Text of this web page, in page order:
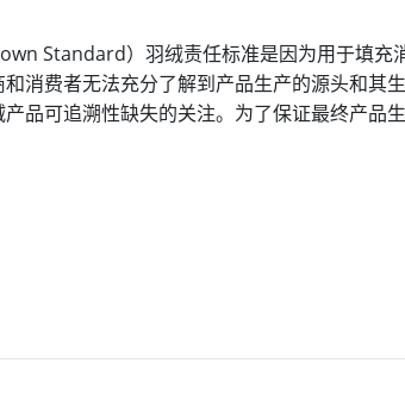
Standard）羽绒责任标准是因为用于填充
消费者无法充分了解到产品生产的源头和其
品可追溯性缺失的关注。为了保证最终产品